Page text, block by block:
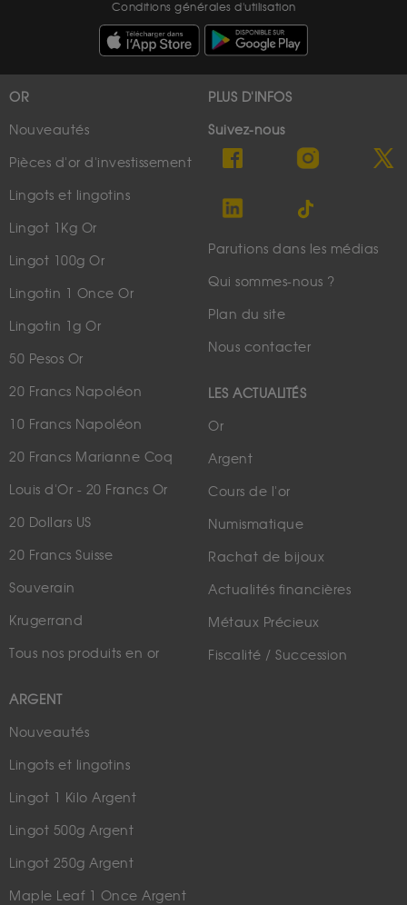
Conditions générales d'utilisation
OR
Nouveautés
Pièces d'or d'investissement
Lingots et lingotins
Lingot 1Kg Or
Lingot 100g Or
Lingotin 1 Once Or
Lingotin 1g Or
50 Pesos Or
20 Francs Napoléon
10 Francs Napoléon
20 Francs Marianne Coq
Louis d'Or - 20 Francs Or
20 Dollars US
20 Francs Suisse
Souverain
Krugerrand
Tous nos produits en or
ARGENT
Nouveautés
Lingots et lingotins
Lingot 1 Kilo Argent
Lingot 500g Argent
Lingot 250g Argent
Maple Leaf 1 Once Argent
PLUS D'INFOS
Suivez-nous
Parutions dans les médias
Qui sommes-nous ?
Plan du site
Nous contacter
LES ACTUALITÉS
Or
Argent
Cours de l'or
Numismatique
Rachat de bijoux
Actualités financières
Métaux Précieux
Fiscalité / Succession